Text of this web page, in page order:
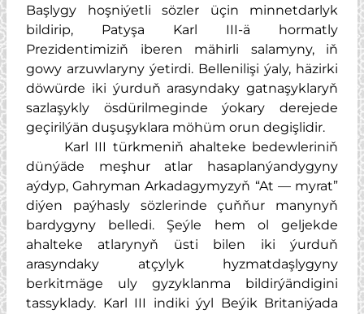
Başlygy hoşniýetli sözler üçin minnetdarlyk
bildirip, Patyşa Karl III-ä hormatly
Prezidentimiziň iberen mähirli salamyny, iň
gowy arzuwlaryny ýetirdi. Bellenilişi ýaly, häzirki
döwürde iki ýurduň arasyndaky gatnaşyklaryň
sazlaşykly ösdürilmeginde ýokary derejede
geçirilýän duşuşyklara möhüm orun degişlidir.
Karl III türkmeniň ahalteke bedewleriniň
dünýäde meşhur atlar hasaplanýandygyny
aýdyp, Gahryman Arkadagymyzyň “At — myrat”
diýen paýhasly sözlerinde çuňňur manynyň
bardygyny belledi. Şeýle hem ol geljekde
ahalteke atlarynyň üsti bilen iki ýurduň
arasyndaky atçylyk hyzmatdaşlygyny
berkitmäge uly gyzyklanma bildirýändigini
tassyklady. Karl III indiki ýyl Beýik Britaniýada